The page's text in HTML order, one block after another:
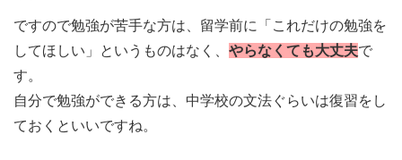
ですので勉強が苦手な方は、留学前に「これだけの勉強を
してほしい」というものはなく、 やらなくても大丈夫で
す。
自分で勉強ができる方は、中学校の文法ぐらいは復習をし
ておくといいですね。